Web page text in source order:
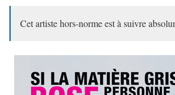
Cet artiste hors-norme est à suivre